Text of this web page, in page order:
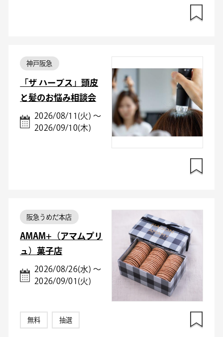
神戸阪急
「ザ ハーブス」頭皮
と髪のお悩み相談会
2026/08/11(火) ～
2026/09/10(木)
阪急うめだ本店
AMAM+（アマムプリ
ュ）菓子店
2026/08/26(水) ～
2026/09/01(火)
無料 抽選